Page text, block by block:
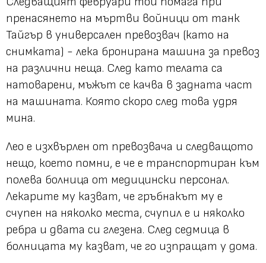
пренасянето на мъртви войници от танк
Тайгър в универсален превозвач (като на
снимката) - лека бронирана машина за превоз
на различни неща. След като телата са
натоварени, мъжът се качва в задната част
на машината. Която скоро след това удря
мина.
Лео е изхвърлен от превозвача и следващото
нещо, което помни, е че е транспортиран към
полева болница от медицински персонал.
Лекарите му казват, че гръбнакът му е
счупен на няколко места, счупил е и няколко
ребра и двата си глезена. След седмица в
болницата му казват, че го изпращат у дома.